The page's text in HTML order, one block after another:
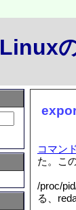
Linux
コマン
た。こ
/proc/
る、